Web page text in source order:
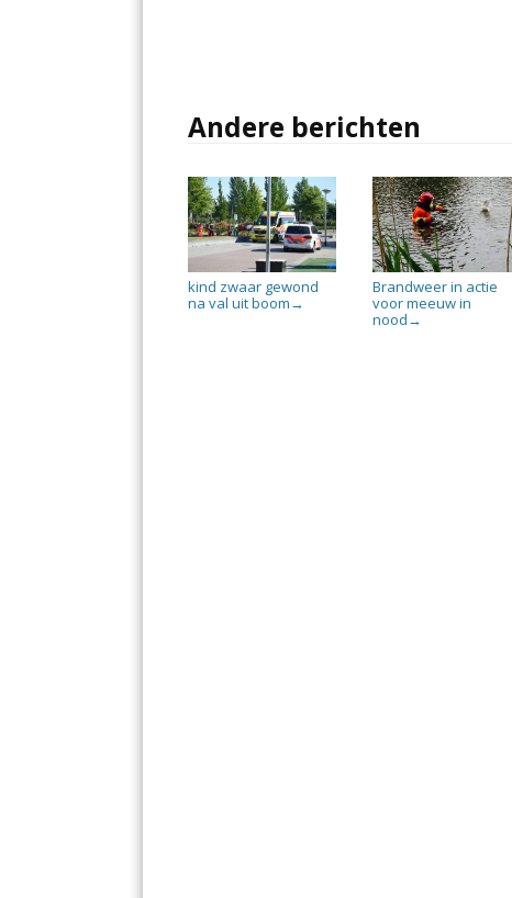
Andere berichten
kind zwaar gewond
na val uit boom →
Brandweer in actie
voor meeuw in
nood →